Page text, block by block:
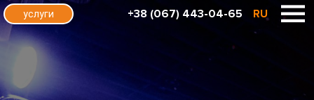
+38 (067) 443-04-65 RU
услуги